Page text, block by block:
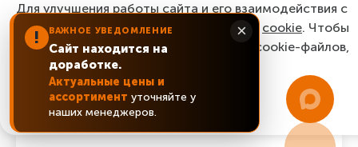
Винт DIN 965 (ГОСТ 17475-80) потайная голова М6*20 цинк
Артикул: 965-6*20 Ед. изм. шт.
1.01 ₽
! ВАЖНОЕ УВЕДОМЛЕНИЕ
Сайт находится на
доработке.
Актуальные цены и
ассортимент уточняйте у
наших менеджеров.
×
Для улучшения работы сайта и его взаимодействия с
пользователями мы используем файлы cookie. Чтобы
согласиться с нашим использованием cookie-файлов,
нажмите “Ок, понятно!”
ОК, понятно!